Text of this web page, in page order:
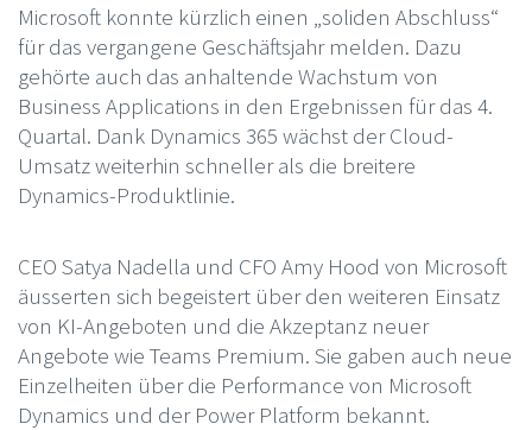
Microsoft konnte kürzlich einen „soliden Abschluss“
für das vergangene Geschäftsjahr melden. Dazu
gehörte auch das anhaltende Wachstum von
Business Applications in den Ergebnissen für das 4.
Quartal. Dank Dynamics 365 wächst der Cloud-
Umsatz weiterhin schneller als die breitere
Dynamics-Produktlinie.
CEO Satya Nadella und CFO Amy Hood von Microsoft
äusserten sich begeistert über den weiteren Einsatz
von KI-Angeboten und die Akzeptanz neuer
Angebote wie Teams Premium. Sie gaben auch neue
Einzelheiten über die Performance von Microsoft
Dynamics und der Power Platform bekannt.